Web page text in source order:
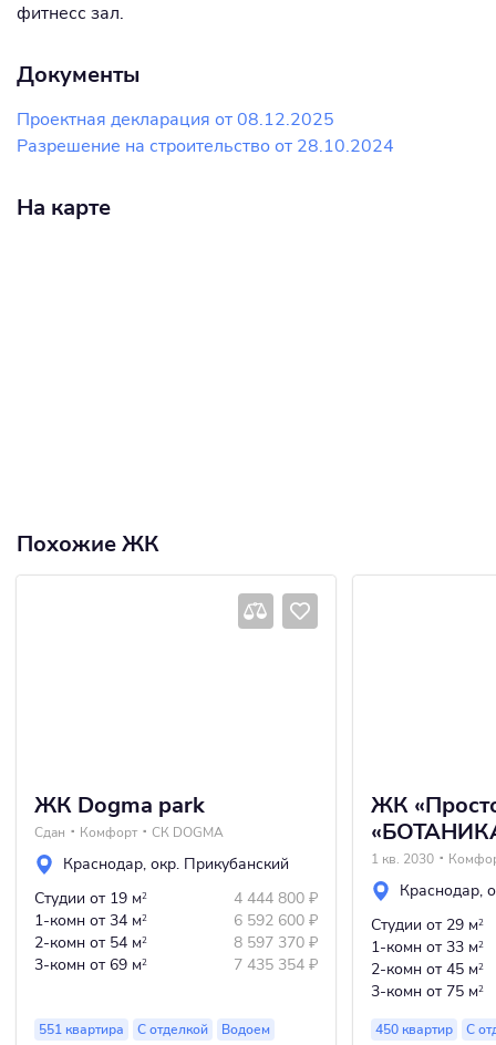
фитнесс зал.
Документы
Проектная декларация от 08.12.2025
Разрешение на строительство от 28.10.2024
На карте
Похожие ЖК
ЖК Dogma park
Сдан Комфорт СК DOGMA
Краснодар, окр. Прикубанский
Студии от 19 м2 4 444 800 ₽
1-комн от 34 м2 6 592 600 ₽
2-комн от 54 м2 8 597 370 ₽
3-комн от 69 м2 7 435 354 ₽
551 квартира С отделкой Водоем
ЖК
1 кв. 2030
Краснодар,
Студии от 29 м2
1-комн от 33 м2
2-комн от 45 м2
3-комн от 75 м2
450 квартир С